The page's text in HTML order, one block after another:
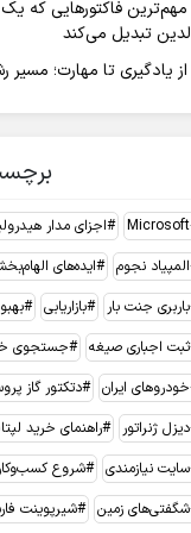
مهم‌ترین فاکتورهایی که
تبدیل می‌کند
از یادگیری تا مهارت؛ مسیر
Microsoft اجزای مدار
المپیاد نجوم
ایده‌های
باربری جنت بار
بازاریابی
ثبت اجباری صیغه
جستجوی
خودروهای ایران
دتکتور گاز
دیزل ژنراتور
راهنمای خرید
سایت نیازمندی
شروع
شگفتی‌های زمین
شیرپوینت